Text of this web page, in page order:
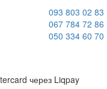
093 803 02 83
067 784 72 86
050 334 60 70